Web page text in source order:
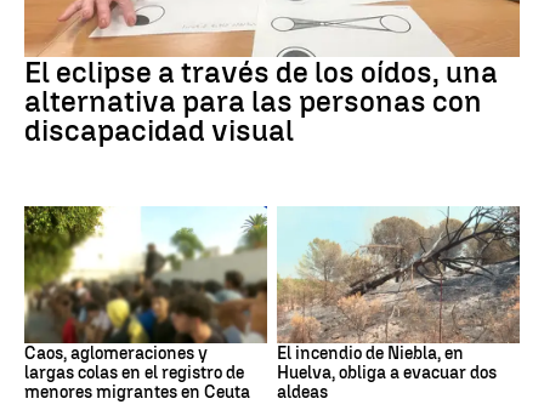
Eclipse solar
El eclipse a través de los oídos, una
alternativa para las personas con
discapacidad visual
Ceuta
Caos, aglomeraciones y
largas colas en el registro de
menores migrantes en Ceuta
Andalucía
El incendio de Niebla, en
Huelva, obliga a evacuar dos
aldeas